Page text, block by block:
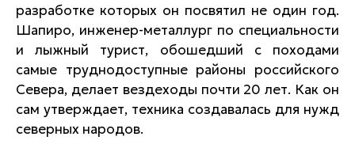
разработке которых он посвятил не один год.
Шапиро, инженер-металлург по специальности
и лыжный турист, обошедший с походами
самые труднодоступные районы российского
Севера, делает вездеходы почти 20 лет. Как он
сам утверждает, техника создавалась для нужд
северных народов.